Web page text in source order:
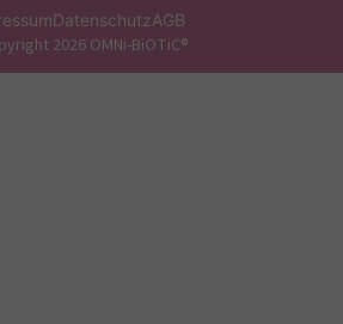
DatenschutzAGB
2026 OMNi-BiOTiC®